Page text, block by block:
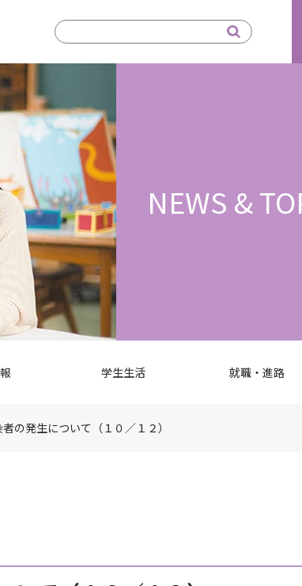
NEWS &
学生生活 就職・進路
の発生について（１０／１２）